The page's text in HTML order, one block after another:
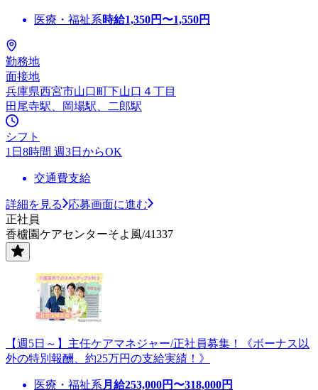
医療・福祉系時給1,350円〜1,550円
勤務地
面接地
兵庫県西宮市山口町下山口４丁目
田尾寺駅、岡場駅、二郎駅
シフト
1日8時間 週3日からOK
交通費支給
詳細を見る
応募画面に進む
正社員
香櫨園ケアセンターそよ風/41337
【週5日～】主任ケアマネジャー/正社員募集！《ボーナス以
外の特別報酬、約25万円の支給実績！》
医療・福祉系 月給253,000円〜318,000円